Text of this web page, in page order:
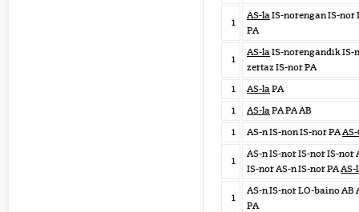
1
AS-laIS-norengan IS-nor
PA
1
AS-laIS-norengandik IS-
zertaz IS-nor PA
1
AS-laPA
1
AS-laPA PA AB
1
AS-n IS-non IS-nor PAAS-
1
AS-n IS-nor IS-nor IS-nor
IS-nor AS-n IS-nor PAAS-
1
AS-n IS-nor LO-baino AB
PA